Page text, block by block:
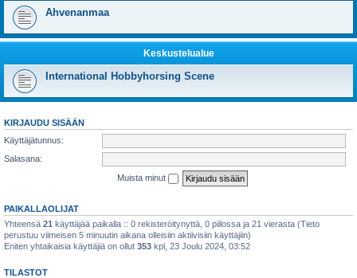
Ahvenanmaa
Keskustelualue
International Hobbyhorsing Scene
KIRJAUDU SISÄÄN
Käyttäjätunnus:
Salasana:
Muista minut
PAIKALLAOLIJAT
Yhteensä 21 käyttäjää paikalla :: 0 rekisteröitynyttä, 0 piilossa ja 21 vierasta (Tieto
perustuu viimeisen 5 minuutin aikana olleisiin aktiivisiin käyttäjiin)
Eniten yhtaikaisia käyttäjiä on ollut 353 kpl, 23 Joulu 2024, 03:52
TILASTOT